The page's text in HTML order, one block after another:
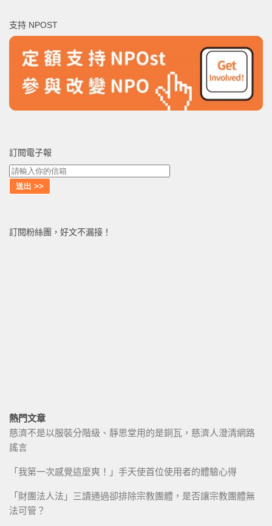
字:
支持 NPOST
訂閱電子報
訂閱粉絲團，好文不漏接！
熱門文章
慈濟不是以服裝分階級、靜思堂用的是銅瓦，慈濟人澄清網路
謠言
「我第一次感覺這麼爽！」手天使首位使用者的體驗心得
「財團法人法」三讀通過卻排除宗教團體，是否讓宗教團體無
法可管？